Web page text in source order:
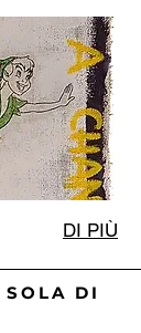
DI PIÙ
SOLA DI